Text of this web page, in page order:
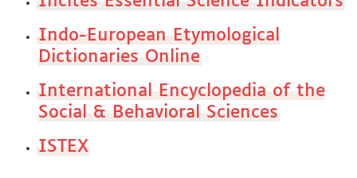
électronique
Indo-European Etymological
Dictionaries Online
International Encyclopedia of the
Social & Behavioral Sciences
ISTEX